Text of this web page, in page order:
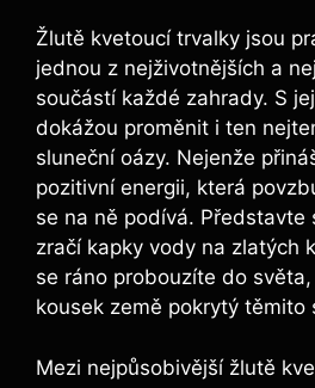
Žlutě kvetoucí trvalky jsou
jednou z nejživotnějších a
součástí každé zahrady. S
dokážou proměnit i ten
sluneční oázy. Nejenže
pozitivní energii, která
se na ně podívá. Představte
zračí kapky vody na zlatých
se ráno probouzíte do
kousek země pokrytý těmito
Mezi nejpůsobivější žlutě